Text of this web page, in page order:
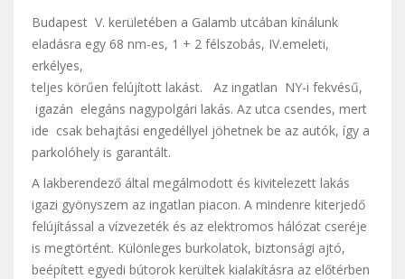
Budapest V. kerületében a Galamb utcában kínálunk
eladásra egy 68 nm-es, 1 + 2 félszobás, IV.emeleti,
erkélyes,
teljes körűen felújított lakást. Az ingatlan NY-i fekvésű,
igazán elegáns nagypolgári lakás. Az utca csendes, mert
ide csak behajtási engedéllyel jöhetnek be az autók, így a
parkolóhely is garantált.
A lakberendező által megálmodott és kivitelezett lakás
igazi gyönyszem az ingatlan piacon. A mindenre kiterjedő
felújítással a vízvezeték és az elektromos hálózat cseréje
is megtörtént. Különleges burkolatok, biztonsági ajtó,
beépített egyedi bútorok kerültek kialakításra az előtérben